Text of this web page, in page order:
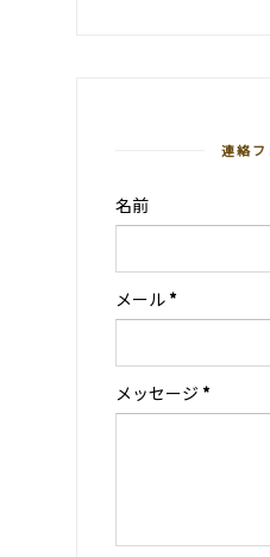
連絡
名前
メール *
メッセージ *